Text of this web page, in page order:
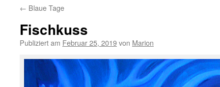
springen
← Blaue Tage
Fischkuss
Publiziert am Februar 25, 2019von Marion